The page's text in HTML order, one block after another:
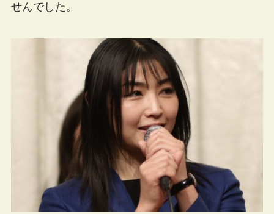
せんでした。